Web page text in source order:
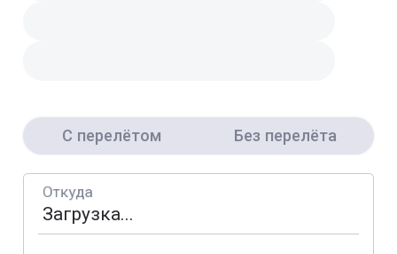
С перелётом Без перелёта
Откуда